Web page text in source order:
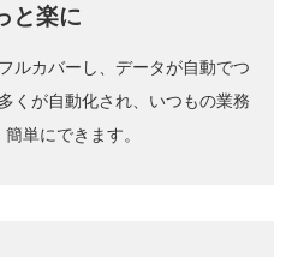
と楽に
ルカバーし、データが自動でつ
くが自動化され、いつもの業務
単にできます。